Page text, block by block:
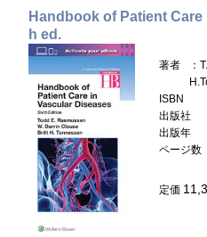
Handbook of Patient
h ed.
著者
：
ISBN
出版社
出版年
ページ数
定価